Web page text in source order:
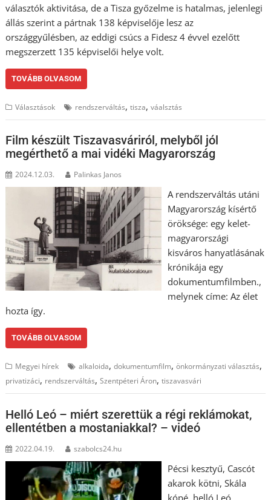
választók aktivitása, de a Tisza győzelme is hatalmas, jelenlegi
állás szerint a pártnak 138 képviselője lesz az
országgyűlésben, az eddigi csúcs a Fidesz 4 évvel ezelőtt
megszerzett 135 képviselői helye volt.
TOVÁBB OLVASOM
Választások rendszerváltás,tisza,váalsztás
Film készült Tiszavasváriról, melyből jól
megérthető a mai vidéki Magyarország
2024.12.03. Palinkas Janos
A rendszerváltás utáni
Magyarország kísértő
öröksége: egy kelet-
magyarországi
kisváros hanyatlásának
krónikája egy
dokumentumfilmben.,
melynek címe: Az élet
hozta így.
TOVÁBB OLVASOM
Megyei hírek alkaloida,dokumentumfilm,önkormányzati választás,
privatizáci, rendszerváltás,Szentpéteri Áron,tiszavasvári
Helló Leó – miért szerettük a régi reklámokat,
ellentétben a mostaniakkal? – videó
2022.04.19. szabolcs24.hu
Pécsi kesztyű, Cascót
akarok kötni, Skála
kópé, helló Leó,